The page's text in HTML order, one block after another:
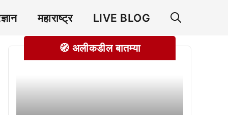
महाराष्ट्र LIVE BLOG
🧭 अलीकडील बातम्या